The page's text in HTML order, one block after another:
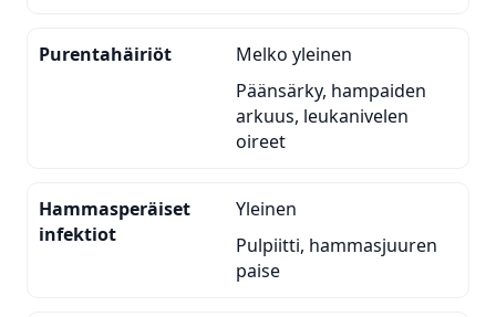
Purentahäiriöt
Melko yleinen
Päänsärky, hampaiden
arkuus, leukanivelen
oireet
Hammasperäiset
infektiot
Yleinen
Pulpiitti, hammasjuuren
paise